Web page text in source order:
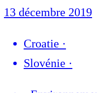
13 décembre 2019
Croatie ·
Slovénie ·